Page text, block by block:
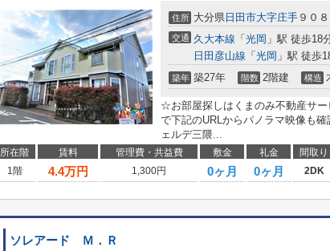
住所 大分県 日田市大字庄手 ９０
交通 久大本線 「 光岡 」駅 徒歩18
日田彦山線 「 光岡 」駅 徒歩
築年 築27年 階数 2階建 構造
☆お部屋探しはくまのみ不動産サ
で下記のURLからパノラマ映像も
ェルデ三隈...
所在階 賃料 管理費・共益費 敷金 礼金 間取り
1階
4.4万円 1,300円 0ヶ月 0ヶ月 2DK
ソレアード Ｍ．Ｒ